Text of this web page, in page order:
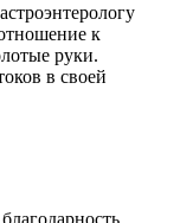
к
руки.
в своей